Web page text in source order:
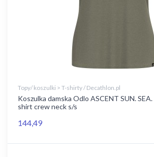
Topy/ koszulki > T-shirty / Decathlon.pl
Koszulka damska Odlo ASCENT SUN.
shirt crew neck s/s
144,49